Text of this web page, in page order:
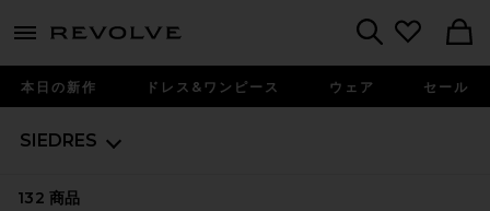
menu - shows more content
本日の新作 ドレス&ワンピース ウェア セール
SIEDRES
132 商品